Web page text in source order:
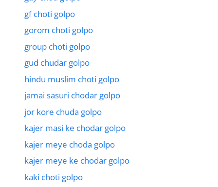
gf choti golpo
gorom choti golpo
group choti golpo
gud chudar golpo
hindu muslim choti golpo
jamai sasuri chodar golpo
jor kore chuda golpo
kajer masi ke chodar golpo
kajer meye choda golpo
kajer meye ke chodar golpo
kaki choti golpo